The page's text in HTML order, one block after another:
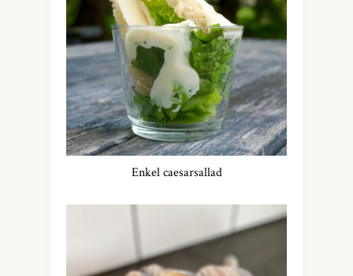
Enkel caesarsallad